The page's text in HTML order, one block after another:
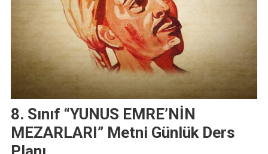
8. Sınıf “YUNUS EMRE’NİN
MEZARLARI” Metni Günlük Ders